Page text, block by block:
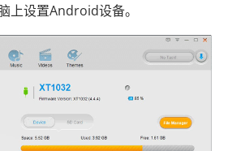
上设置Android设备。